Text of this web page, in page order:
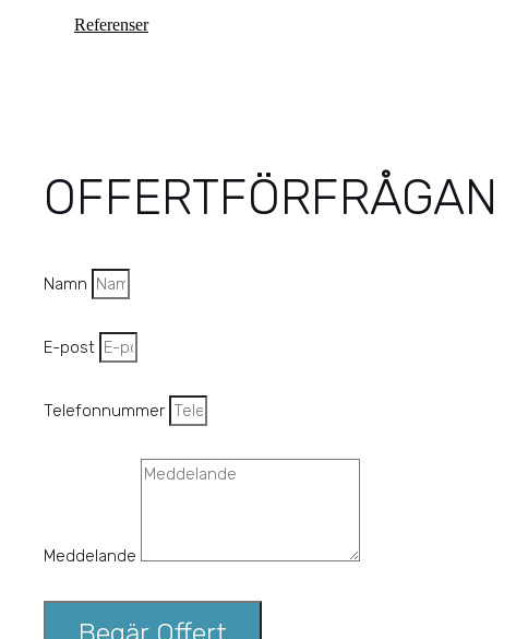
Referenser
OFFERTFÖRFRÅGAN
Namn
E-post
Telefonnummer
Meddelande